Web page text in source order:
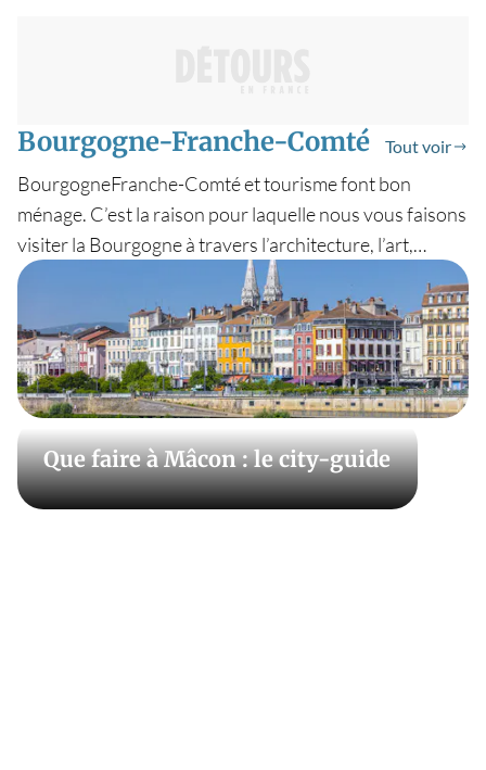
Bourgogne-Franche-Comté Tout voir
BourgogneFranche-Comté et tourisme font bon
ménage. C’est la raison pour laquelle nous vous faisons
visiter la Bourgogne à travers l’architecture, l’art,
l’histoire, les paysages, les vignobles et le tourisme
rural. Quels sont les lieux à ne pas manquer pour un
séjour dans ce vaste territoire ? Préparez votre séjour
avec nos circuits et itinéraires, nos reportages photos
et toutes nos bonnes adresses. La région des Mille
saônoises, les vignobles bourguignons, Vézelay
Époisses, les forêts du Morvan. Venez visiter la
Que faire à Mâcon : le city-guide